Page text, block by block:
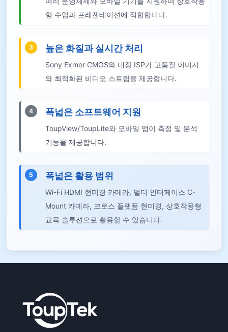
형 수업과 프레젠테이션에 적합합니다.
3 높은 화질과 실시간 처리
Sony Exmor CMOS와 내장 ISP가 고품질 이미지
와 최적화된 비디오 스트림을 제공합니다.
4 폭넓은 소프트웨어 지원
ToupView/ToupLite와 모바일 앱이 측정 및 분석
기능을 제공합니다.
5 폭넓은 활용 범위
Wi-Fi HDMI 현미경 카메라, 멀티 인터페이스 C-
Mount 카메라, 크로스 플랫폼 현미경, 상호작용형
교육 솔루션으로 활용할 수 있습니다.